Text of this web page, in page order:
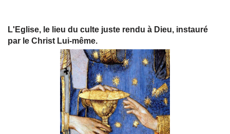
L'Eglise, le lieu du culte juste rendu à Dieu, instauré
par le Christ Lui-même.